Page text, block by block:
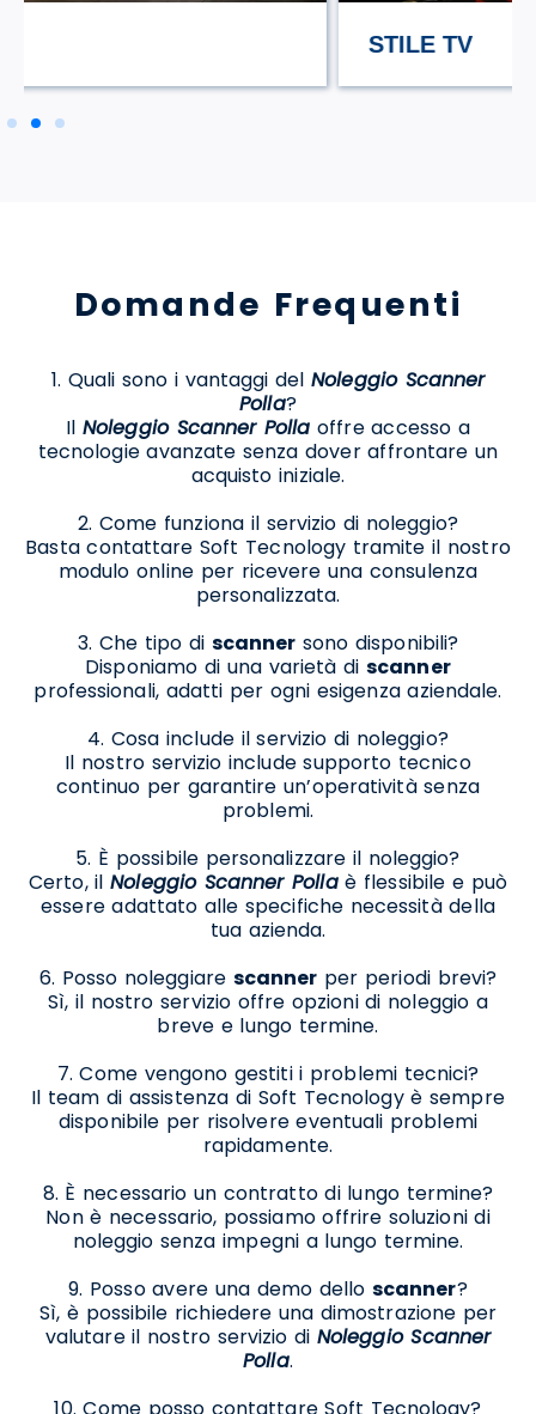
Domande Frequenti
1. Quali sono i vantaggi delNoleggio Scanner
Polla?
IlNoleggio Scanner Polla offre accesso a
tecnologie avanzate senza dover affrontare un
acquisto iniziale.
2. Come funziona il servizio di noleggio?
Basta contattare Soft Tecnology tramite il nostro
modulo online per ricevere una consulenza
personalizzata.
3. Che tipo di scanner sono disponibili?
Disponiamo di una varietà discanner
professionali, adatti per ogni esigenza aziendale.
4. Cosa include il servizio di noleggio?
Il nostro servizio include supporto tecnico
continuo per garantire un’operatività senza
problemi.
5. È possibile personalizzare il noleggio?
Certo, ilNoleggio Scanner Pollaè flessibile e può
essere adattato alle specifiche necessità della
tua azienda.
6. Posso noleggiare scanner per periodi brevi?
Sì, il nostro servizio offre opzioni di noleggio a
breve e lungo termine.
7. Come vengono gestiti i problemi tecnici?
Il team di assistenza di Soft Tecnology è sempre
disponibile per risolvere eventuali problemi
rapidamente.
8. È necessario un contratto di lungo termine?
Non è necessario, possiamo offrire soluzioni di
noleggio senza impegni a lungo termine.
9. Posso avere una demo dello scanner?
Sì, è possibile richiedere una dimostrazione per
valutare il nostro servizio di Noleggio Scanner
Polla.
10. Come posso contattare Soft Tecnology?